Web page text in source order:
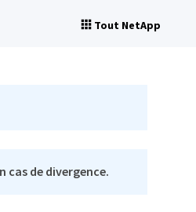
Tout NetApp
de divergence.